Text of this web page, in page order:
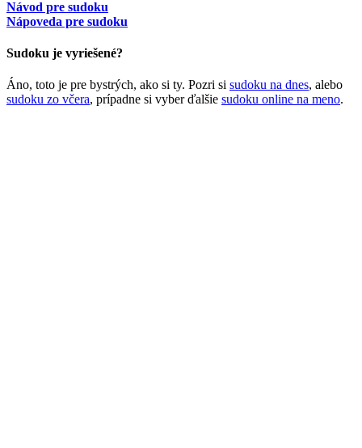
Návod pre sudoku
Nápoveda pre sudoku
Sudoku je vyriešené?
Áno, toto je pre bystrých, ako si ty. Pozri si sudoku na dnes, alebo
sudoku zo včera, prípadne si vyber ďalšie sudoku online na meno.